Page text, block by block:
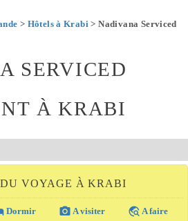
> Hôtels à Krabi > Nadivana Serviced
SERVICED
À KRABI
VOYAGE À KRABI
Dormir photo_camera A visiter travel_explore A faire